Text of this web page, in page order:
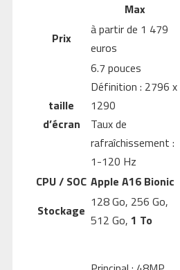
Max
Prix
à partir de 1 479
euros
taille
d’écran
6.7 pouces
Définition : 2796 x
1290
Taux de
rafraîchissement :
1-120 Hz
CPU / SOC Apple A16 Bionic
Stockage
128 Go, 256 Go,
512 Go, 1 To